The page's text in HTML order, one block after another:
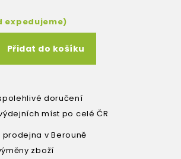
expedujeme)
Přidat do košíku
doručení
míst po celé ČR
prodejna v Berouně
zboží